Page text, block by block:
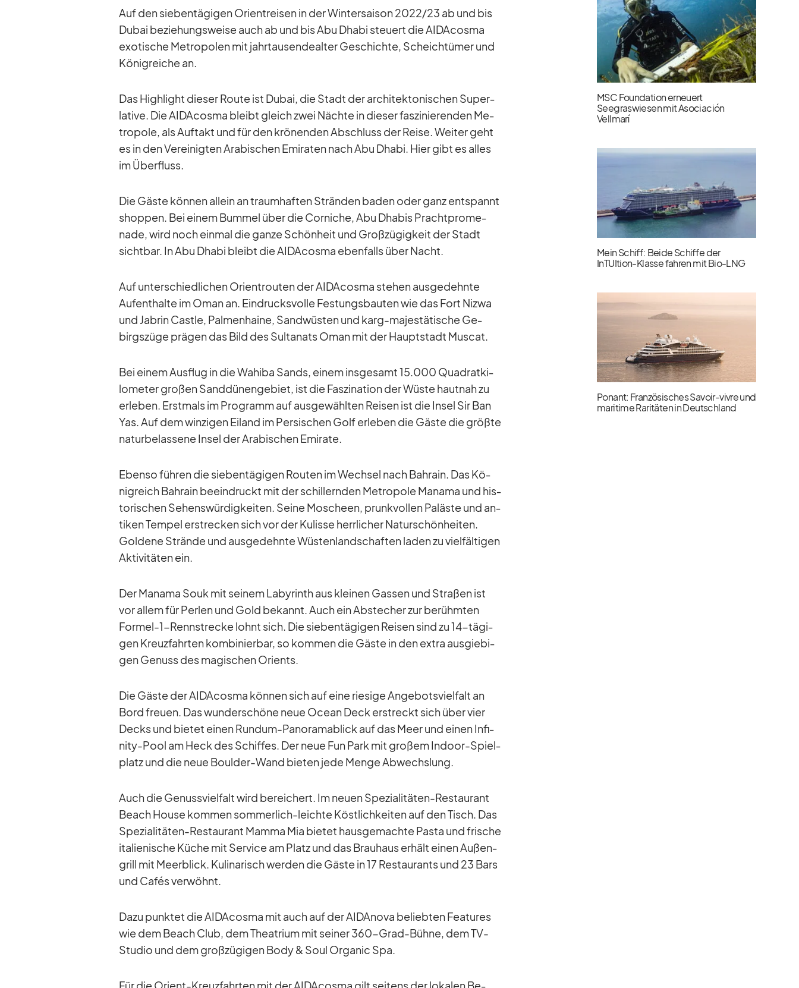
Auf den sie­ben­tä­gi­gen Ori­ent­rei­sen in der Win­ter­sai­son 2022/​23 ab und bis
Du­bai be­zie­hungs­weise auch ab und bis Abu Dhabi steu­ert die AI­DA­c­osma
exo­ti­sche Me­tro­po­len mit jahr­tau­sen­de­al­ter Ge­schichte, Scheich­tü­mer und
Kö­nig­rei­che an.
Das High­light die­ser Route ist Du­bai, die Stadt der ar­chi­tek­to­ni­schen Su­per­
la­tive. Die AI­DA­c­osma bleibt gleich zwei Nächte in die­ser fas­zi­nie­ren­den Me­
tro­pole, als Auf­takt und für den krö­nen­den Ab­schluss der Reise. Wei­ter geht
es in den Ver­ei­nig­ten Ara­bi­schen Emi­ra­ten nach Abu Dhabi. Hier gibt es al­les
im Über­fluss.
Die Gäste kön­nen al­lein an traum­haf­ten Strän­den ba­den oder ganz ent­spannt
shop­pen. Bei ei­nem Bum­mel über die Cor­ni­che, Abu Dha­bis Pracht­pro­me­
nade, wird noch ein­mal die ganze Schön­heit und Groß­zü­gig­keit der Stadt
sicht­bar. In Abu Dhabi bleibt die AI­DA­c­osma eben­falls über Nacht.
Auf un­ter­schied­li­chen Ori­ent­rou­ten der AI­DA­c­osma ste­hen aus­ge­dehnte
Auf­ent­halte im Oman an. Ein­drucks­volle Fes­tungs­bau­ten wie das Fort Ni­zwa
und Ja­brin Castle, Pal­men­haine, Sand­wüs­ten und karg-ma­jes­tä­ti­sche Ge­
birgs­züge prä­gen das Bild des Sul­ta­nats Oman mit der Haupt­stadt Mus­cat.
Bei ei­nem Aus­flug in die Wa­hiba Sands, ei­nem ins­ge­samt 15.000 Qua­drat­ki­
lo­me­ter gro­ßen Sand­dü­nen­ge­biet, ist die Fas­zi­na­tion der Wüste haut­nah zu
er­le­ben. Erst­mals im Pro­gramm auf aus­ge­wähl­ten Rei­sen ist die In­sel Sir Ban
Yas. Auf dem win­zi­gen Ei­land im Per­si­schen Golf er­le­ben die Gäste die größte
na­tur­be­las­sene In­sel der Ara­bi­schen Emi­rate.
Ebenso füh­ren die sie­ben­tä­gi­gen Rou­ten im Wech­sel nach Bah­rain. Das Kö­
nig­reich Bah­rain be­ein­druckt mit der schil­lern­den Me­tro­pole Ma­nama und his­
to­ri­schen Se­hens­wür­dig­kei­ten. Seine Mo­scheen, prunk­vol­len Pa­läste und an­
ti­ken Tem­pel er­stre­cken sich vor der Ku­lisse herr­li­cher Na­tur­schön­hei­ten.
Gol­dene Strände und aus­ge­dehnte Wüs­ten­land­schaf­ten la­den zu viel­fäl­ti­gen
Ak­ti­vi­tä­ten ein.
Der Ma­nama Souk mit sei­nem La­by­rinth aus klei­nen Gas­sen und Stra­ßen ist
vor al­lem für Per­len und Gold be­kannt. Auch ein Ab­ste­cher zur be­rühm­ten
For­mel-1-Renn­stre­cke lohnt sich. Die sie­ben­tä­gi­gen Rei­sen sind zu 14-tä­gi­
gen Kreuz­fahr­ten kom­bi­nier­bar, so kom­men die Gäste in den ex­tra aus­gie­bi­
gen Ge­nuss des ma­gi­schen Ori­ents.
Die Gäste der AI­DA­c­osma kön­nen sich auf eine rie­sige An­ge­bots­viel­falt an
Bord freuen. Das wun­der­schöne neue Ocean Deck er­streckt sich über vier
Decks und bie­tet ei­nen Rundum-Pan­ora­ma­blick auf das Meer und ei­nen In­fi­
nity-Pool am Heck des Schif­fes. Der neue Fun Park mit gro­ßem In­door-Spiel­
platz und die neue Boulder-Wand bie­ten jede Menge Ab­wechs­lung.
Auch die Ge­nuss­viel­falt wird be­rei­chert. Im neuen Spe­zia­li­tä­ten-Re­stau­rant
Beach House kom­men som­mer­lich-leichte Köst­lich­kei­ten auf den Tisch. Das
Spe­zia­li­tä­ten-Re­stau­rant Mamma Mia bie­tet haus­ge­machte Pasta und fri­sche
ita­lie­ni­sche Kü­che mit Ser­vice am Platz und das Brau­haus er­hält ei­nen Au­ßen­
grill mit Meer­blick. Ku­li­na­risch wer­den die Gäste in 17 Re­stau­rants und 23 Bars
und Ca­fés ver­wöhnt.
Dazu punk­tet die AI­DA­c­osma mit auch auf der AID­A­nova be­lieb­ten Fea­tures
wie dem Beach Club, dem Thea­trium mit sei­ner 360-Grad-Bühne, dem TV-
Stu­dio und dem groß­zü­gi­gen Body & Soul Or­ga­nic Spa.
Für die Ori­ent-Kreuz­fahr­ten mit der AI­DA­c­osma gilt sei­tens der lo­ka­len Be­
MSC Foundation erneuert
Seegraswiesen mit Asociación
Vellmarí
Mein Schiff: Beide Schiffe der
InTUItion-Klasse fahren mit Bio-LNG
Ponant: Französisches Savoir-vivre und
maritime Raritäten in Deutschland